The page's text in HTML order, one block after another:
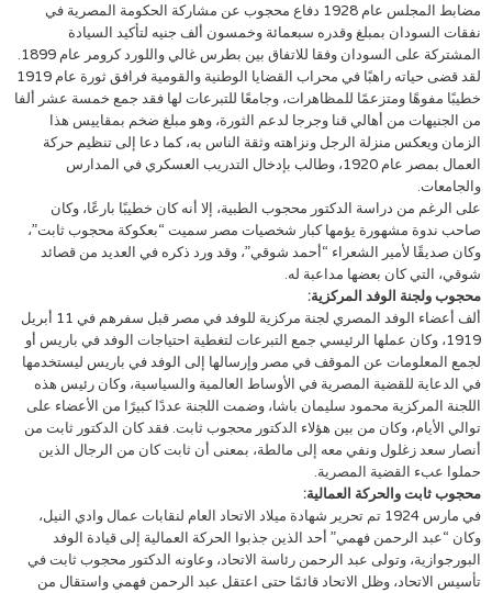
مضابط المجلس عام 1928 دفاع محجوب عن مشاركة الحكومة المصرية في
نفقات السودان بمبلغ وقدره سبعمائة وخمسون ألف جنيه لتأكيد السيادة
المشتركة على السودان وفقا للاتفاق بين بطرس غالي واللورد كرومر عام 1899.
لقد قضى حياته راهبًا في محراب القضايا الوطنية والقومية فرافق ثورة عام 1919
خطيبًا مفوهًا ومتزعمًا للمظاهرات، وجامعًا للتبرعات لها فقد جمع خمسة عشر ألفا
من الجنيهات من أهالي قنا وجرجا لدعم الثورة، وهو مبلغ ضخم بمقاييس هذا
الزمان ويعكس منزلة الرجل ونزاهته وثقة الناس به، كما دعا إلى تنظيم حركة
العمال بمصر عام 1920، وطالب بإدخال التدريب العسكري في المدارس
والجامعات.
على الرغم من دراسة الدكتور محجوب الطبية، إلا أنه كان خطيبًا بارعًا، وكان
صاحب ندوة مشهورة يؤمها كبار شخصيات مصر سميت “بعكوكة محجوب ثابت”،
وكان صديقًا لأمير الشعراء “أحمد شوقي”، وقد ورد ذكره في العديد من قصائد
شوقي، التي كان بعضها مداعبة له.
محجوب ولجنة الوفد المركزية:
ألف أعضاء الوفد المصري لجنة مركزية للوفد في مصر قبل سفرهم في 11 أبريل
1919، وكان عملها الرئيسي جمع التبرعات لتغطية احتياجات الوفد في باريس أو
لجمع المعلومات عن الموقف في مصر وإرسالها إلى الوفد في باريس ليستخدمها
في الدعاية للقضية المصرية في الأوساط العالمية والسياسية، وكان رئيس هذه
اللجنة المركزية محمود سليمان باشا، وضمت اللجنة عددًا كبيرًا من الأعضاء على
توالي الأيام، وكان من بين هؤلاء الدكتور محجوب ثابت. فقد كان الدكتور ثابت من
أنصار سعد زغلول ونفي معه إلى مالطة، بمعنى أن ثابت كان من الرجال الذين
حملوا عبء القضية المصرية.
محجوب ثابت والحركة العمالية:
في مارس 1924 تم تحرير شهادة ميلاد الاتحاد العام لنقابات عمال وادي النيل،
وكان “عبد الرحمن فهمي” أحد الذين جذبوا الحركة العمالية إلى قيادة الوفد
البورجوازية، وتولى عبد الرحمن رئاسة الاتحاد، وعاونه الدكتور محجوب ثابت في
تأسيس الاتحاد، وظل الاتحاد قائمًا حتى اعتقل عبد الرحمن فهمي واستقال من